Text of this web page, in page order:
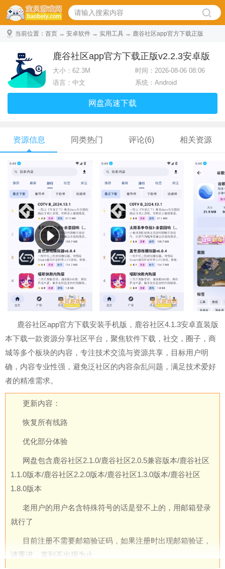
当前位置： 首页 → 安卓软件 → 实用工具 → 鹿谷社区app官方下载正版
鹿谷社区app官方下载正版v2.2.3安卓版
大小： 62.3M
时间：2026-08-06 08:06
语言：中文
系统：Android
网盘高速下载
资源信息 同类热门 评论(6) 相关资源
鹿谷社区app官方下载安装手机版，鹿谷社区4.1.3安卓直装版
本下载一款资源分享社区平台，聚焦软件下载，社交，圈子，商
城等多个板块的内容，专注技术交流与资源共享，目标用户明
确，内容专业性强，避免泛社区的内容杂乱问题，满足技术爱好
者的精准需求。
更新内容：
恢复所有线路
优化部分体验
网盘包含鹿谷社区2.1.0/鹿谷社区2.0.5兼容版本/鹿谷社区
1.1.0版本/鹿谷社区2.2.0版本/鹿谷社区1.3.0版本/鹿谷社区
1.8.0版本
老用户的用户名含特殊符号的话是登不上的，用邮箱登录
就行了
目前注册不需要邮箱验证码，如果注册时出现邮箱验证，
请重进，直到不出现为止